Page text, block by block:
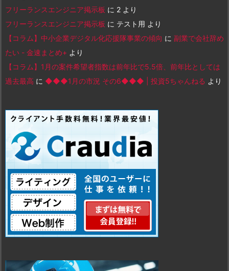
フリーランスエンジニア掲示板 に 2 より
フリーランスエンジニア掲示板 に テスト用 より
【コラム】中小企業デジタル化応援隊事業の傾向 に 副業で会社辞め
たい - 金速まとめ+ より
【コラム】1月の案件希望者指数は前年比で5.5倍、前年比としては
過去最高 に ◆◆◆1月の市況 その6◆◆◆ | 投資5ちゃんねる より